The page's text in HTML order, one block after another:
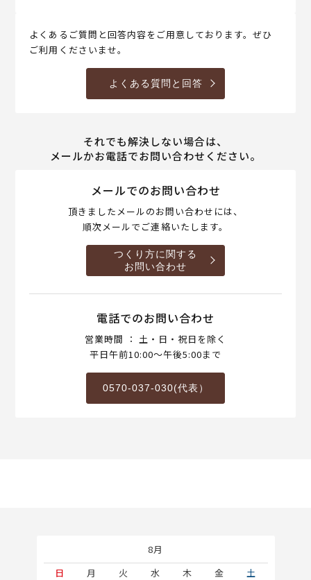
よくあるご質問と回答内容をご用意しております。ぜひ
ご利用くださいませ。
よくある質問と回答
それでも解決しない場合は、
メールかお電話でお問い合わせください。
メールでのお問い合わせ
頂きましたメールのお問い合わせには、
順次メールでご連絡いたします。
つくり方に関する
お問い合わせ
電話でのお問い合わせ
営業時間 ： 土・日・祝日を除く
平日午前10:00～午後5:00まで
0570-037-030(代表）
8月
日
月 火 水 木 金
土